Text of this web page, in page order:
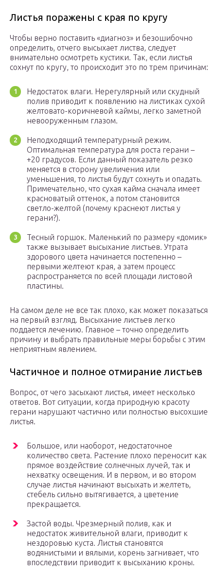
Листья поражены с края по кругу
Чтобы верно поставить «диагноз» и безошибочно
определить, отчего высыхает листва, следует
внимательно осмотреть кустики. Так, если листья
сохнут по кругу, то происходит это по трем причинам:
Недостаток влаги. Нерегулярный или скудный
полив приводит к появлению на листиках сухой
желтовато-коричневой каймы, легко заметной
невооруженным глазом.
Неподходящий температурный режим.
Оптимальная температура для роста герани –
+20 градусов. Если данный показатель резко
меняется в сторону увеличения или
уменьшения, то листья будут сохнуть и опадать.
Примечательно, что сухая кайма сначала имеет
красноватый оттенок, а потом становится
светло-желтой (почему краснеют листья у
герани?).
Тесный горшок. Маленький по размеру «домик»
также вызывает высыхание листьев. Утрата
здорового цвета начинается постепенно –
первыми желтеют края, а затем процесс
распространяется по всей площади листовой
пластины.
На самом деле не все так плохо, как может показаться
на первый взгляд. Высыхание листьев легко
поддается лечению. Главное – точно определить
причину и выбрать правильные меры борьбы с этим
неприятным явлением.
Частичное и полное отмирание листьев
Вопрос, от чего засыхают листья, имеет несколько
ответов. Вот ситуации, когда природную красоту
герани нарушают частично или полностью высохшие
листья.
Большое, или наоборот, недостаточное
количество света. Растение плохо переносит как
прямое воздействие солнечных лучей, так и
нехватку освещения. И в первом, и во втором
случае листья начинают высыхать и желтеть,
стебель сильно вытягивается, а цветение
прекращается.
Застой воды. Чрезмерный полив, как и
недостаток живительной влаги, приводит к
нездоровью куста. Листья становятся
водянистыми и вялыми, корень загнивает, что
впоследствии приводит к высыханию кроны.